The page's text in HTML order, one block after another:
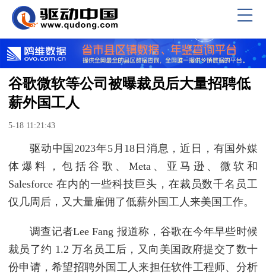
谷歌微软等公司被曝裁员后大量招聘低
薪外国工人
5-18 11:21:43
驱动中国2023年5月18日消息，近日，有国外媒
体爆料，包括谷歌、Meta、亚马逊、微软和
Salesforce 在内的一些科技巨头，在裁员数千名员工
仅几周后，又大量雇佣了低薪外国工人来美国工作。
调查记者Lee Fang 报道称，谷歌在今年早些时候
裁员了约 1.2 万名员工后，又向美国政府提交了数十
份申请，希望招聘外国工人来担任软件工程师、分析